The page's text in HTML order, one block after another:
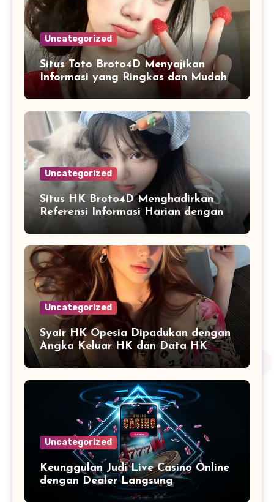
Uncategorized
Situs Toto Broto4D Menyajikan
Informasi yang Ringkas dan Mudah
Dipahami
Uncategorized
Situs HK Broto4D Menghadirkan
Referensi Informasi Harian dengan
Navigasi yang Lebih Nyaman
Uncategorized
Syair HK Opesia Dipadukan dengan
Angka Keluar HK dan Data HK
Lotto Paito Terbaru
Uncategorized
Keunggulan Judi Live Casino Online
dengan Dealer Langsung